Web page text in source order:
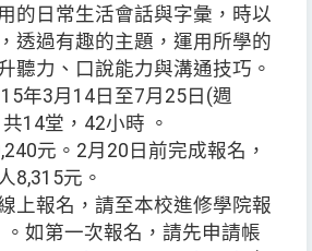
的日常生活會話與字彙，時以
透過有趣的主題，運用所學的
聽力、口說能力與溝通技巧。
年3月14日至7月25日(週
14堂，42小時 。
元。2月20日前完成報名，
8,315元。
上報名，請至本校進修學院報
。如第一次報名，請先申請帳